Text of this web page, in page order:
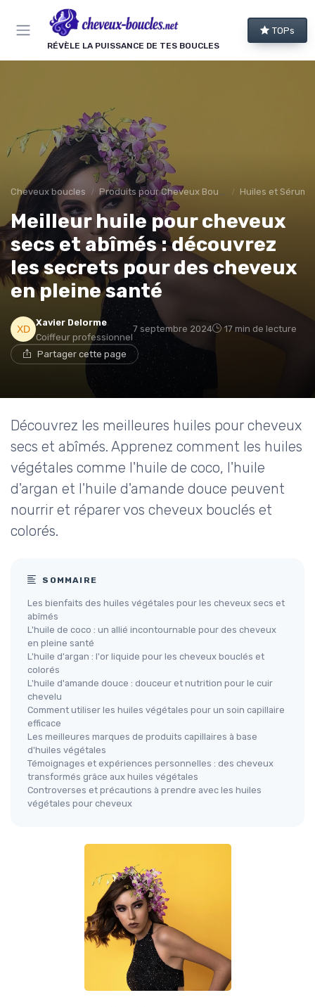
RÉVÈLE LA PUISSANCE DE TES BOUCLES
TOPs
Cheveux boucles Produits pour Cheveux Bouclés et Texturés Huiles et Sérums
Meilleur huile pour cheveux
secs et abîmés : découvrez
les secrets pour des cheveux
en pleine santé
Xavier Delorme
Coiffeur professionnel
7 septembre 2024 17 min de lecture
Partager cette page
Découvrez les meilleures huiles pour cheveux
secs et abîmés. Apprenez comment les huiles
végétales comme l'huile de coco, l'huile
d'argan et l'huile d'amande douce peuvent
nourrir et réparer vos cheveux bouclés et
colorés.
SOMMAIRE
Les bienfaits des huiles végétales pour les cheveux secs et
abîmés
L'huile de coco : un allié incontournable pour des cheveux
en pleine santé
L'huile d'argan : l'or liquide pour les cheveux bouclés et
colorés
L'huile d'amande douce : douceur et nutrition pour le cuir
chevelu
Comment utiliser les huiles végétales pour un soin capillaire
efficace
Les meilleures marques de produits capillaires à base
d'huiles végétales
Témoignages et expériences personnelles : des cheveux
transformés grâce aux huiles végétales
Controverses et précautions à prendre avec les huiles
végétales pour cheveux
Panneau de gestion des cookies